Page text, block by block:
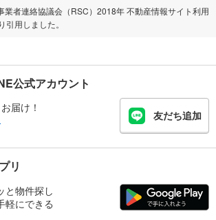
業者連絡協議会（RSC）2018年 不動産情報サイト利用
用しました。
公式アカウント
届け！
友だち追加
リ
と物件探し
軽にできる